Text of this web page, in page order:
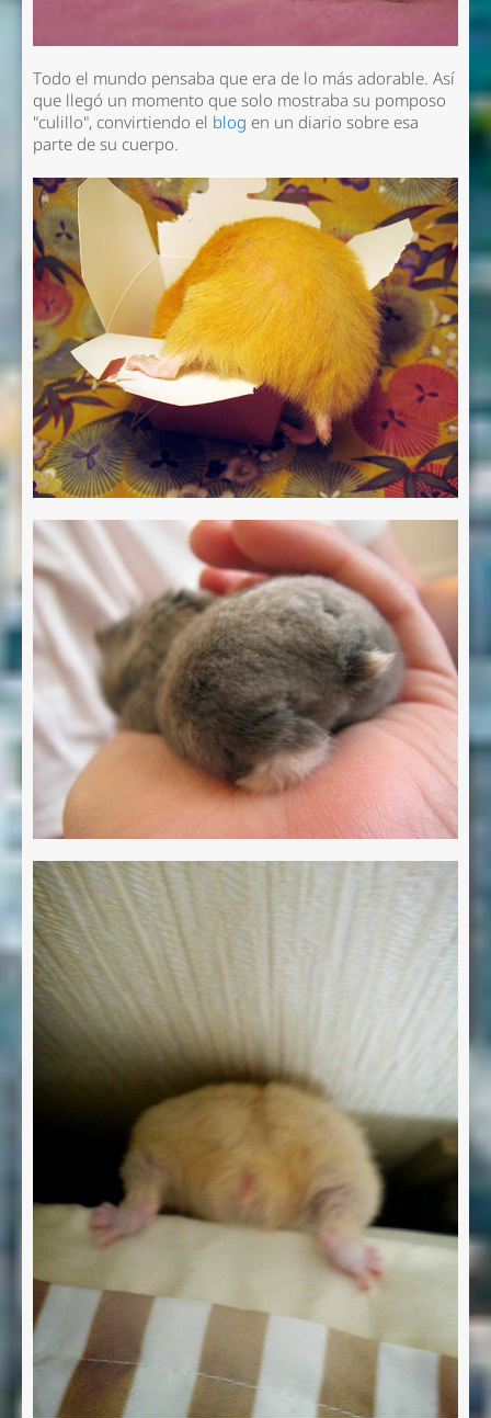
Todo el mundo pensaba que era de lo más adorable. Así
que llegó un momento que solo mostraba su pomposo
"culillo", convirtiendo el blog en un diario sobre esa
parte de su cuerpo.